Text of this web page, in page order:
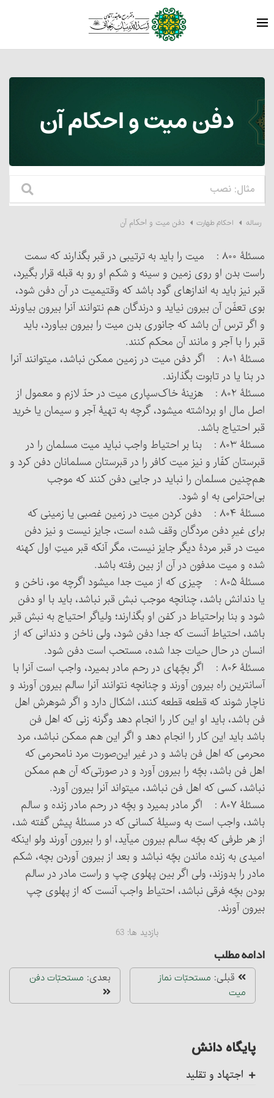
دفن میت و احکام آن
رساله احکام طهارت دفن میت و احکام آن
مسئلۀ ۸۰۰ : میت را باید به ترتیبی در قبر بگذارند که سمت
راست بدن او روی زمین و سینه و شکم او رو به قبله قرار بگیرد،
قبر نیز باید به اندازه‏ای گود باشد که وقتی‏میت در آن دفن شود،
بوی تعفّن آن بیرون نیاید و درندگان هم نتوانند آن‎را بیرون بیاورند
و اگر ترس آن باشد که جانوری بدن میت را بیرون بیاورد، باید
قبر را با آجر و مانند آن محکم کنند.
مسئلۀ ۸۰۱ : اگر دفن میت در زمین ممکن نباشد، می‏توانند آن‎را
در بنا یا در تابوت بگذارند.
مسئلۀ ۸۰۲ : هزینۀ خاک‌سپاری میت در حدّ لازم و معمول از
اصل مال او برداشته می‏شود، گرچه به تهیۀ آجر و سیمان یا خرید
قبر احتیاج باشد.
مسئلۀ ۸۰۳ : بنا بر احتیاط واجب نباید میت مسلمان را در
قبرستان کفّار و نیز میت کافر را در قبرستان مسلمانان دفن کرد و
هم‌چنین مسلمان را نباید در جایی دفن کنند که موجب
بی‌احترامی به او شود.
مسئلۀ ۸۰۴ : دفن کردن میت در زمین غصبی یا زمینی که
برای غیرِ دفن مردگان وقف شده است، جایز نیست و نیز دفن
میت در قبر مردۀ دیگر جایز نیست، مگر آنکه قبر میتِ اول کهنه
شده و میت مدفون در آن از بین رفته باشد.
مسئلۀ ۸۰۵ : چیزی که از میت جدا می‏شود اگرچه مو، ناخن و
یا دندانش باشد، چنانچه موجب نبش قبر نباشد، باید با او دفن
شود و بنا براحتیاط در کفن او بگذارند؛ ولی‏اگر احتیاج به نبش قبر
باشد، احتیاط آنست که جدا دفن شود، ولی ناخن و دندانی که از
انسان در حال حیات جدا شده، مستحب است دفن شود.
مسئلۀ ۸۰۶ : اگر بچّه‏ای در رحم مادر بمیرد، واجب است آن‎را با
آسان‏ترین راه بیرون آورند و چنانچه نتوانند آن‎را سالم بیرون آورند و
ناچار شوند که قطعه قطعه کنند، اشکال دارد و اگر شوهرش اهل
فن باشد، باید او این کار را انجام دهد وگرنه زنی که اهل فن
باشد باید این کار را انجام دهد و اگر این هم ممکن نباشد، مرد
محرمی که اهل فن باشد و در غیر این‌صورت مرد نامحرمی که
اهل فن باشد، بچّه را بیرون آورد و در صورتی‌که آن هم ممکن
نباشد، کسی که اهل فن نباشد، می‏تواند آن‎را بیرون آورد.
مسئلۀ ۸۰۷ : اگر مادر بمیرد و بچّه در رحم مادر زنده و سالم
باشد، واجب است به وسیلۀ کسانی که در مسئلۀ پیش گفته شد،
از هر طرفی که بچّه سالم بیرون می‏آید، او را بیرون آورند ولو اینکه
امیدی به زنده ماندن بچّه نباشد و بعد از بیرون آوردن بچه، شکم
مادر را بدوزند، ولی اگر بین پهلوی چپ و راست مادر در سالم
بودن بچّه فرقی نباشد، احتیاط واجب آنست که از پهلوی چپ
بیرون آورند.
بازدید ها: 63
ادامه مطلب
قبلی: مستحبّات نماز
میت
بعدی: مستحبّات دفن‏
پایگاه دانش
اجتهاد و تقلید